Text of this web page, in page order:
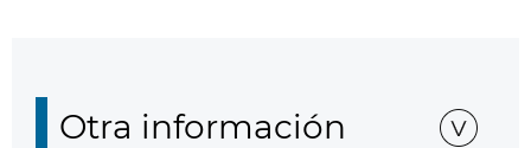
Otra información